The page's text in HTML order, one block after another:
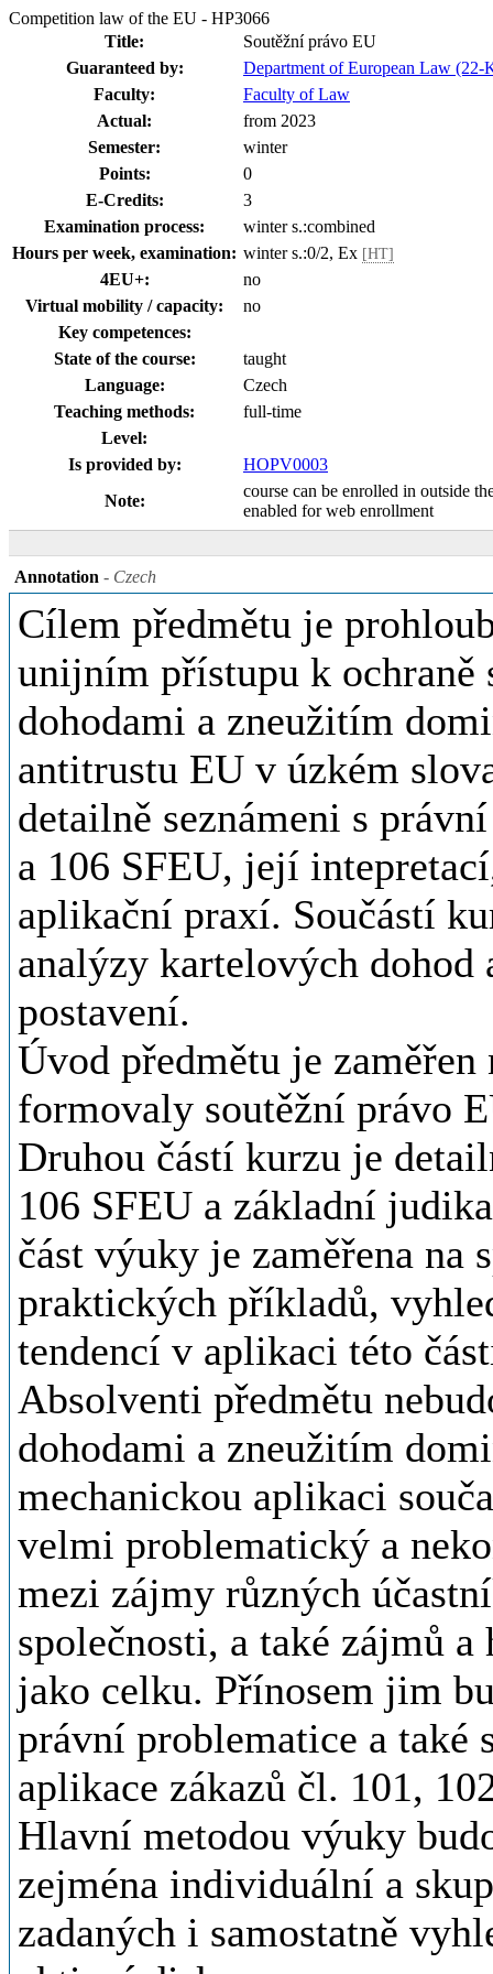
Competition law of the EU - HP3066
Title:
Soutěžní právo EU
Guaranteed by:
Department of European Law (22-
Faculty:
Faculty of Law
Actual:
from 2023
Semester:
winter
Points:
0
E-Credits:
3
Examination process:
winter s.:combined
Hours per week, examination: winter s.:0/2, Ex [HT]
4EU+:
no
Virtual mobility / capacity:
no
Key competences:
State of the course:
taught
Language:
Czech
Teaching methods:
full-time
Level:
Is provided by:
HOPV0003
Note:
course can be enrolled in outside
enabled for web enrollment
Annotation - Czech
Cílem předmětu je
unijním přístupu k ochraně
dohodami a zneužitím
antitrustu EU v úzkém
detailně seznámeni s
a 106 SFEU, její
aplikační praxí. Součástí
analýzy kartelových
postavení.
Úvod předmětu je
formovaly soutěžní právo
Druhou částí kurzu je
106 SFEU a základní
část výuky je zaměřena na
praktických příkladů,
tendencí v aplikaci této
Absolventi předmětu
dohodami a zneužitím
mechanickou aplikaci
velmi problematický a
mezi zájmy různých
společnosti, a také zájmů
jako celku. Přínosem jim
právní problematice a také
aplikace zákazů čl. 101,
Hlavní metodou výuky
zejména individuální a
zadaných i samostatně